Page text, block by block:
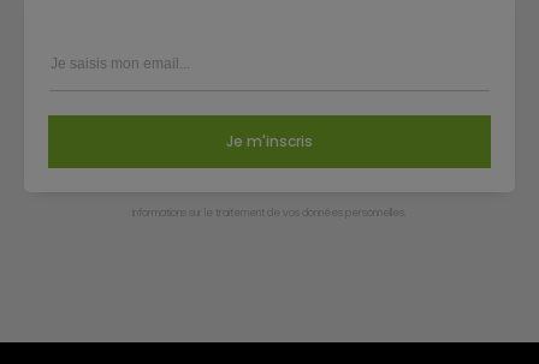
Je m'inscris
Infor­ma­tions sur le trai­te­ment de vos don­nées per­son­nelles.